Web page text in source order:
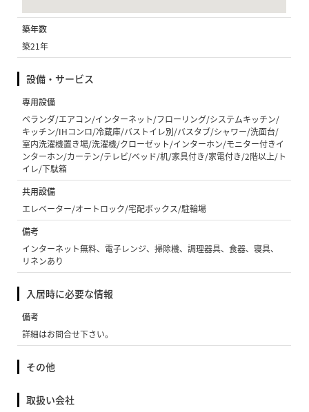
築年数
築21年
設備・サービス
専用設備
ベランダ/エアコン/インターネット/フローリング/システムキッチン/
キッチン/IHコンロ/冷蔵庫/バストイレ別/バスタブ/シャワー/洗面台/
室内洗濯機置き場/洗濯機/クローゼット/インターホン/モニター付きイ
ンターホン/カーテン/テレビ/ベッド/机/家具付き/家電付き/2階以上/ト
イレ/下駄箱
共用設備
エレベーター/オートロック/宅配ボックス/駐輪場
備考
インターネット無料、電子レンジ、掃除機、調理器具、食器、寝具、
リネンあり
入居時に必要な情報
備考
詳細はお問合せ下さい。
その他
取扱い会社